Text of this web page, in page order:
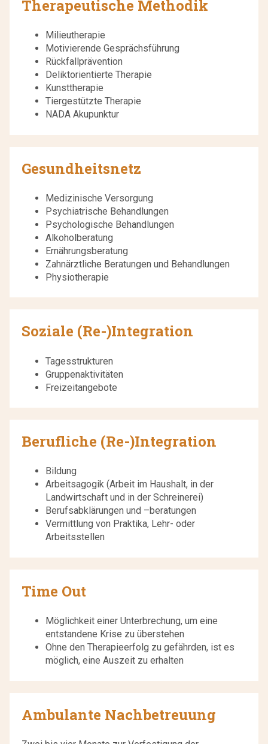
Therapeutische Methodik
Milieutherapie
Motivierende Gesprächsführung
Rückfallprävention
Deliktorientierte Therapie
Kunsttherapie
Tiergestützte Therapie
NADA Akupunktur
Gesundheitsnetz
Medizinische Versorgung
Psychiatrische Behandlungen
Psychologische Behandlungen
Alkoholberatung
Ernährungsberatung
Zahnärztliche Beratungen und Behandlungen
Physiotherapie
Soziale (Re-)Integration
Tagesstrukturen
Gruppenaktivitäten
Freizeitangebote
Berufliche (Re-)Integration
Bildung
Arbeitsagogik (Arbeit im Haushalt, in der
Landwirtschaft und in der Schreinerei)
Berufsabklärungen und –beratungen
Vermittlung von Praktika, Lehr- oder
Arbeitsstellen
Time Out
Möglichkeit einer Unterbrechung, um eine
entstandene Krise zu überstehen
Ohne den Therapieerfolg zu gefährden, ist es
möglich, eine Auszeit zu erhalten
Ambulante Nachbetreuung